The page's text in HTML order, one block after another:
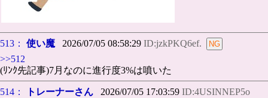
513： 使い魔 2026/07/05 08:58:29 ID:jzkPKQ6ef.
>>512
(ﾘﾝｸ先記事)7月なのに進行度3%は噴いた
514： トレーナーさん 2026/07/05 17:03:59 ID:4USINNEP5o